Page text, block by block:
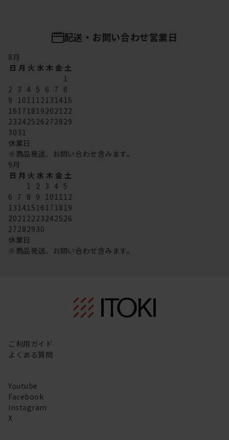
配送・お問い合わせ営業日
8月
日 月 火 水 木 金 土
1
2 3 4 5 6 7 8
9 101112131415
16171819202122
23242526272829
3031
休業日
※商品発送、お問い合わせ含みます。
9月
日 月 火 水 木 金 土
1 2 3 4 5
6 7 8 9 101112
13141516171819
20212223242526
27282930
休業日
※商品発送、お問い合わせ含みます。
ご利用ガイド
よくある質問
Youtube
Facebook
Instagram
X